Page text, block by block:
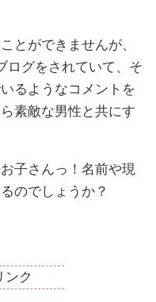
とができませんが、
ログをされていて、そ
るようなコメントを
素敵な男性と共にす
子さんっ！名前や現
のでしょうか？
ンク